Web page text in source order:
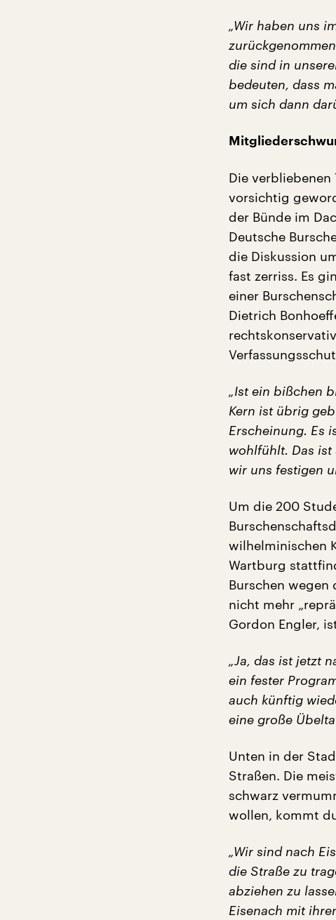
„Wir haben uns
die sind in
bedeuten, dass
um sich dann
Die
vorsichtig
der Bünde im
Deutsche
die Diskussion
fast zerriss. Es
einer
Dietrich
„Ist ein bißchen
Kern ist übrig
Erscheinung. Es
wohlfühlt. Das ist
wir uns festigen
Um die 200
wilhelminischen
Wartburg
Burschen wegen
nicht mehr
Gordon Engler,
„Ja, das ist jetzt
ein fester
auch künftig
eine große
Unten in der
Straßen. Die
schwarz
wollen, kommt
„Wir sind nach
die Straße zu
abziehen zu
Eisenach mit